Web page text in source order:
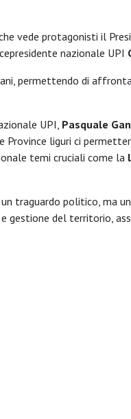
vede protagonisti il
nazionale UPI
permettendo di
UPI, Pasquale
liguri ci
temi cruciali come la
traguardo politico, ma
del territorio,